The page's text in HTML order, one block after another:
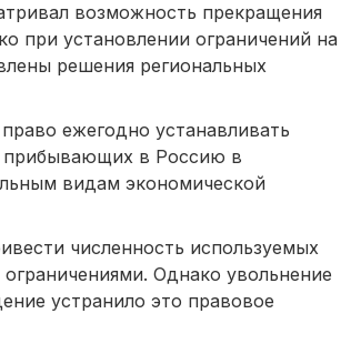
возможность прекращения
при установлении ограничений на
решения региональных
ежегодно устанавливать
прибывающих в Россию в
видам экономической
численность используемых
Однако увольнение
устранило это правовое